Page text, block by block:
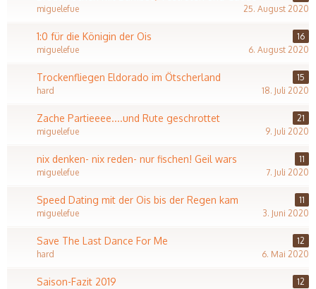
miguelefue
25. August 2020
1:0 für die Königin der Ois
16
miguelefue
6. August 2020
Trockenfliegen Eldorado im Ötscherland
15
hard
18. Juli 2020
Zache Partieeee....und Rute geschrottet
21
miguelefue
9. Juli 2020
nix denken- nix reden- nur fischen! Geil wars
11
miguelefue
7. Juli 2020
Speed Dating mit der Ois bis der Regen kam
11
miguelefue
3. Juni 2020
Save The Last Dance For Me
12
hard
6. Mai 2020
Saison-Fazit 2019
12